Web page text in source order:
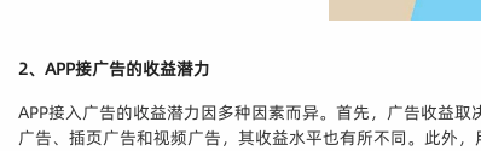
2、APP接广告的收益潜力
APP接入广告的收益潜力因多种因素而异。首先，广告收益
广告、插页广告和视频广告，其收益水平也有所不同。此外